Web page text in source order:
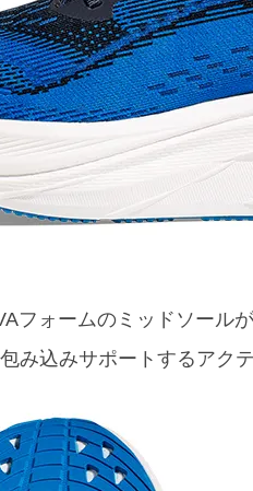
フォームのミッドソール
み込みサポートするアク